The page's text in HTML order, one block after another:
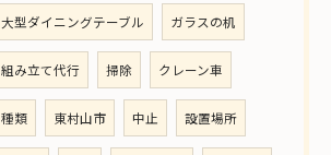
大型ダイニングテーブル ガラスの机
組み立て代行 掃除 クレーン車
種類 東村山市 中止 設置場所